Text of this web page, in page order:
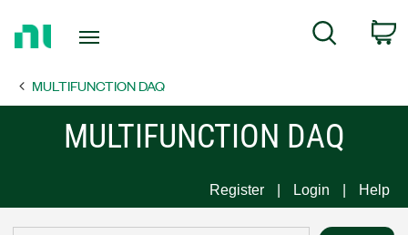
Page
Search
MULTIFUNCTION DAQ
MULTIFUNCTION DAQ
Register Login Help